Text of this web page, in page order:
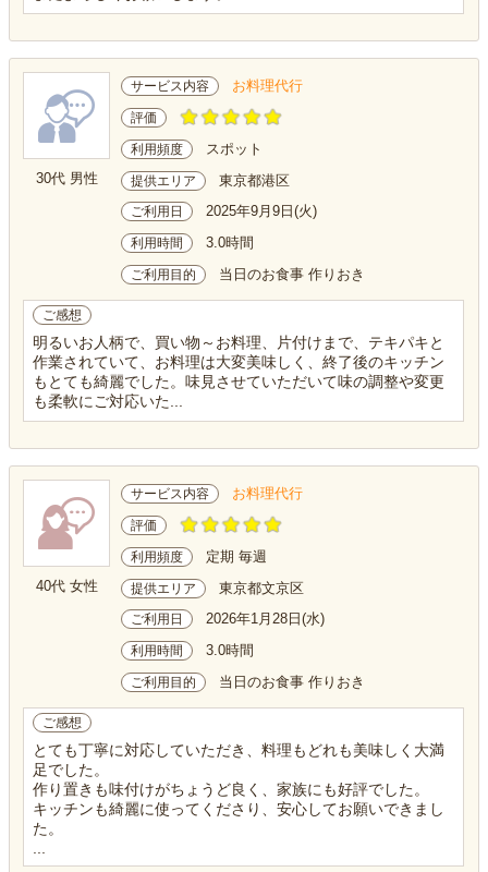
30代 男性
サービス内容 お料理代行
評価
利用頻度 スポット
提供エリア 東京都港区
ご利用日 2025年9月9日(火)
利用時間 3.0時間
ご利用目的 当日のお食事 作りおき
ご感想
明るいお人柄で、買い物～お料理、片付けまで、テキパキと
作業されていて、お料理は大変美味しく、終了後のキッチン
もとても綺麗でした。味見させていただいて味の調整や変更
も柔軟にご対応いた...
40代 女性
サービス内容 お料理代行
評価
利用頻度 定期 毎週
提供エリア 東京都文京区
ご利用日 2026年1月28日(水)
利用時間 3.0時間
ご利用目的 当日のお食事 作りおき
ご感想
とても丁寧に対応していただき、料理もどれも美味しく大満
足でした。
作り置きも味付けがちょうど良く、家族にも好評でした。
キッチンも綺麗に使ってくださり、安心してお願いできまし
た。